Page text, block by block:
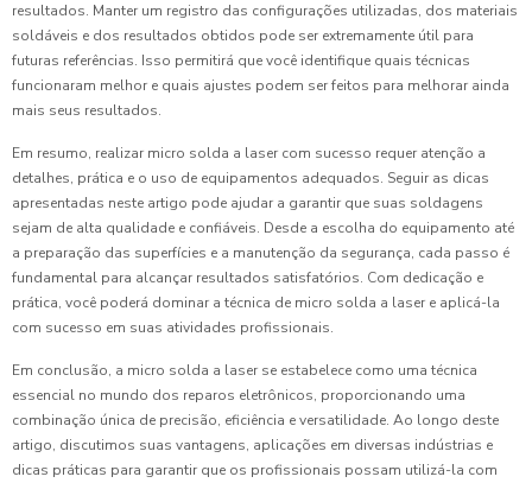
resultados. Manter um registro das configurações utilizadas, dos materiais
soldáveis e dos resultados obtidos pode ser extremamente útil para
futuras referências. Isso permitirá que você identifique quais técnicas
funcionaram melhor e quais ajustes podem ser feitos para melhorar ainda
mais seus resultados.
Em resumo, realizar micro solda a laser com sucesso requer atenção a
detalhes, prática e o uso de equipamentos adequados. Seguir as dicas
apresentadas neste artigo pode ajudar a garantir que suas soldagens
sejam de alta qualidade e confiáveis. Desde a escolha do equipamento até
a preparação das superfícies e a manutenção da segurança, cada passo é
fundamental para alcançar resultados satisfatórios. Com dedicação e
prática, você poderá dominar a técnica de micro solda a laser e aplicá-la
com sucesso em suas atividades profissionais.
Em conclusão, a micro solda a laser se estabelece como uma técnica
essencial no mundo dos reparos eletrônicos, proporcionando uma
combinação única de precisão, eficiência e versatilidade. Ao longo deste
artigo, discutimos suas vantagens, aplicações em diversas indústrias e
dicas práticas para garantir que os profissionais possam utilizá-la com